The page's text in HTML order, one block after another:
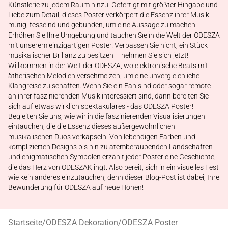
Künstlerie zu jedem Raum hinzu. Gefertigt mit größter Hingabe und
Liebe zum Detail, dieses Poster verkörpert die Essenz ihrer Musik -
mutig, fesselnd und gebunden, um eine Aussage zu machen.
Erhöhen Sie Ihre Umgebung und tauchen Sie in die Welt der ODESZA
mit unserem einzigartigen Poster. Verpassen Sie nicht, ein Stück
musikalischer Brillanz zu besitzen – nehmen Sie sich jetzt!
Willkommen in der Welt der ODESZA, wo elektronische Beats mit
ätherischen Melodien verschmelzen, um eine unvergleichliche
Klangreise zu schaffen. Wenn Sie ein Fan sind oder sogar remote
an ihrer faszinierenden Musik interessiert sind, dann bereiten Sie
sich auf etwas wirklich spektakuläres - das ODESZA Poster!
Begleiten Sie uns, wie wir in die faszinierenden Visualisierungen
eintauchen, die die Essenz dieses außergewöhnlichen
musikalischen Duos verkapseln. Von lebendigen Farben und
komplizierten Designs bis hin zu atemberaubenden Landschaften
und enigmatischen Symbolen erzählt jeder Poster eine Geschichte,
die das Herz von ODESZAKlingt. Also bereit, sich in ein visuelles Fest
wie kein anderes einzutauchen, denn dieser Blog-Post ist dabei, Ihre
Bewunderung für ODESZA auf neue Höhen!
Startseite/ODESZA Dekoration/ODESZA Poster